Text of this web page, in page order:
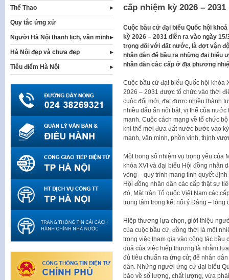
cấp nhiệm kỳ 2026 – 2031
Cuộc bầu cử đại biểu Quốc hội
kỳ 2026 – 2031 diễn ra vào ngày
trọng đối với đất nước, là đợt vận
nhân dân để bầu ra những đại biểu
nhân dân các cấp ở địa phương
Cuộc bầu cử đại biểu Quốc hội khóa
2026 – 2031 được tổ chức vào thời
cuộc đổi mới, đạt được nhiều thành
nhiều dấu ấn nổi bật, vị thế của
mạnh. Cuộc cách mạng về tổ chức
khí thế mới đưa đất nước bước vào
mạnh, văn minh, phồn vinh, thịnh
Một trong số nhiệm vụ trọng yếu của
khóa XVI và đại biểu Hội đồng nhân
vòng – quy trình mang tính quyết
Hội đồng nhân dân các cấp thật sự
đó, Mặt trận Tổ quốc Việt Nam các
trung tâm trong kết nối ý Đảng – lòng
Hiệp thương lựa chọn, giới thiệu
của cuộc bầu cử, đồng thời là một
trong việc tham gia vào công tác bầu
quả của việc hiệp thương là nhằm
đủ tiêu chuẩn ra ứng cử; để nhân
dân. Những người ứng cử đại biểu
bảo về số lượng, chất lượng, vừa
Thể Thao
Quy tắc ứng xử
Người Hà Nội thanh lịch, văn minh
Hà Nội đẹp và chưa đẹp
Tiêu điểm Hà Nội